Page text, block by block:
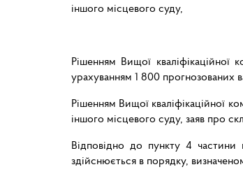
іншого місцевого суду,
Рішенням Вищої
урахуванням 1 800 прогнозованих
Рішенням Вищої кваліфікаційної
іншого місцевого суду, заяв про
Відповідно до пункту 4
здійснюється в порядку,